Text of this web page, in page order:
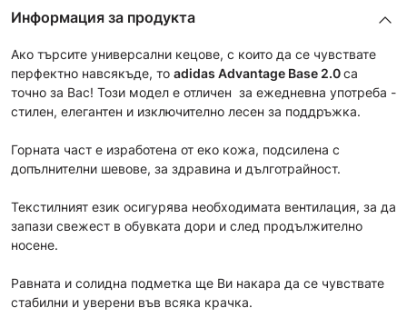
Информация за продукта
Ако търсите универсални кецове, с които да се чувствате
перфектно навсякъде, то adidas Advantage Base 2.0са
точно за Вас! Този модел е отличен за ежедневна употреба -
стилен, елегантен и изключително лесен за поддръжка.
Горната част е изработена от еко кожа, подсилена с
допълнителни шевове, за здравина и дълготрайност.
Текстилният език осигурява необходимата вентилация, за да
запази свежест в обувката дори и след продължително
носене.
Равната и солидна подметка ще Ви накара да се чувствате
стабилни и уверени във всяка крачка.